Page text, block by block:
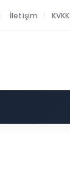
İletişim KVKK